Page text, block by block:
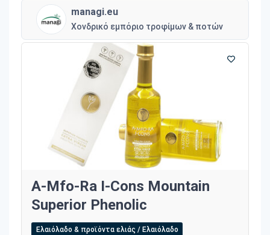
managi.eu
Χονδρικό εμπόριο τροφίμων & ποτών
A-Mfo-Ra I-Cons Mountain
Superior Phenolic
Ελαιόλαδο & προϊόντα ελιάς / Ελαιόλαδο